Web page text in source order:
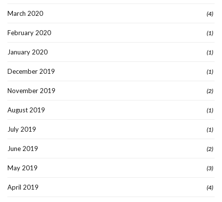
March 2020 (4)
February 2020 (1)
January 2020 (1)
December 2019 (1)
November 2019 (2)
August 2019 (1)
July 2019 (1)
June 2019 (2)
May 2019 (3)
April 2019 (4)